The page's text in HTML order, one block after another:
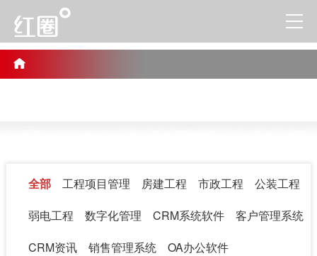
全部 工程项目管理 房建工程 市政工程
公装工程
弱电工程
数字化管理 CRM系统软件
客户管理系统
CRM资讯
销售管理系统 OA办公软件